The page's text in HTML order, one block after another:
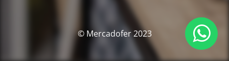
© Mercadofer 2023